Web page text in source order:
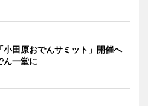
小田原おでんサミット」開催へ
ん一堂に